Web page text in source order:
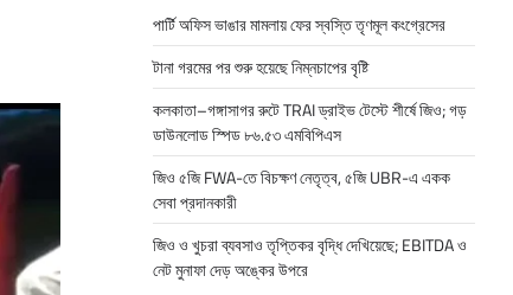
পার্টি অফিস ভাঙার মামলায় ফের স্বস্তি তৃণমূল কংগ্রেসের
টানা গরমের পর শুরু হয়েছে নিম্নচাপের বৃষ্টি
কলকাতা–গঙ্গাসাগর রুটে TRAI ড্রাইভ টেস্টে শীর্ষে জিও; গড়
ডাউনলোড স্পিড ৮৬.৫৩ এমবিপিএস
জিও ৫জি FWA-তে বিচক্ষণ নেতৃত্ব, ৫জি UBR-এ একক
সেবা প্রদানকারী
জিও ও খুচরা ব্যবসাও তৃপ্তিকর বৃদ্ধি দেখিয়েছে; EBITDA ও
নেট মুনাফা দেড় অঙ্কের উপরে